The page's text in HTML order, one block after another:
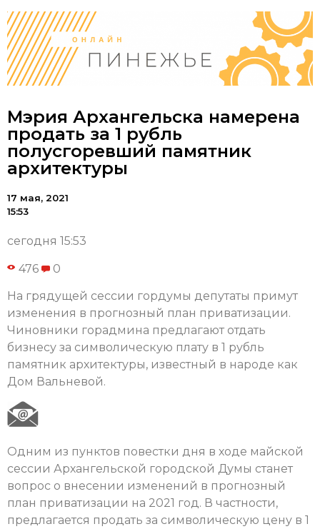
Мэрия Архангельска намерена
продать за 1 рубль
полусгоревший памятник
архитектуры
17 мая, 2021
15:53
сегодня 15:53
476 0
На грядущей сессии гордумы депутаты примут
изменения в прогнозный план приватизации.
Чиновники горадмина предлагают отдать
бизнесу за символическую плату в 1 рубль
памятник архитектуры, известный в народе как
Дом Вальневой.
Одним из пунктов повестки дня в ходе майской
сессии Архангельской городской Думы станет
вопрос о внесении изменений в прогнозный
план приватизации на 2021 год. В частности,
предлагается продать за символическую цену в 1